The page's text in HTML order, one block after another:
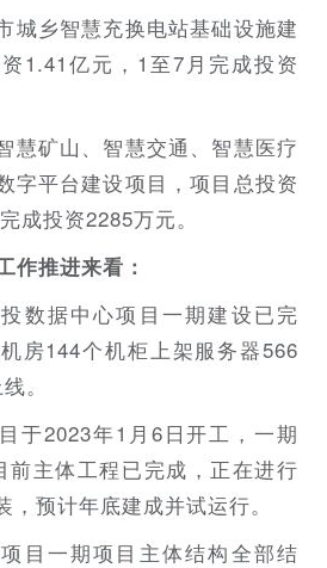
城乡智慧充换电站基础设施建
1.41亿元，1至7月完成投资
慧矿山、智慧交通、智慧医疗
字平台建设项目，项目总投资
成投资2285万元。
作推进来看：
数据中心项目一期建设已完
房144个机柜上架服务器566
。
于2023年1月6日开工，一期
前主体工程已完成，正在进行
预计年底建成并试运行。
目一期项目主体结构全部结